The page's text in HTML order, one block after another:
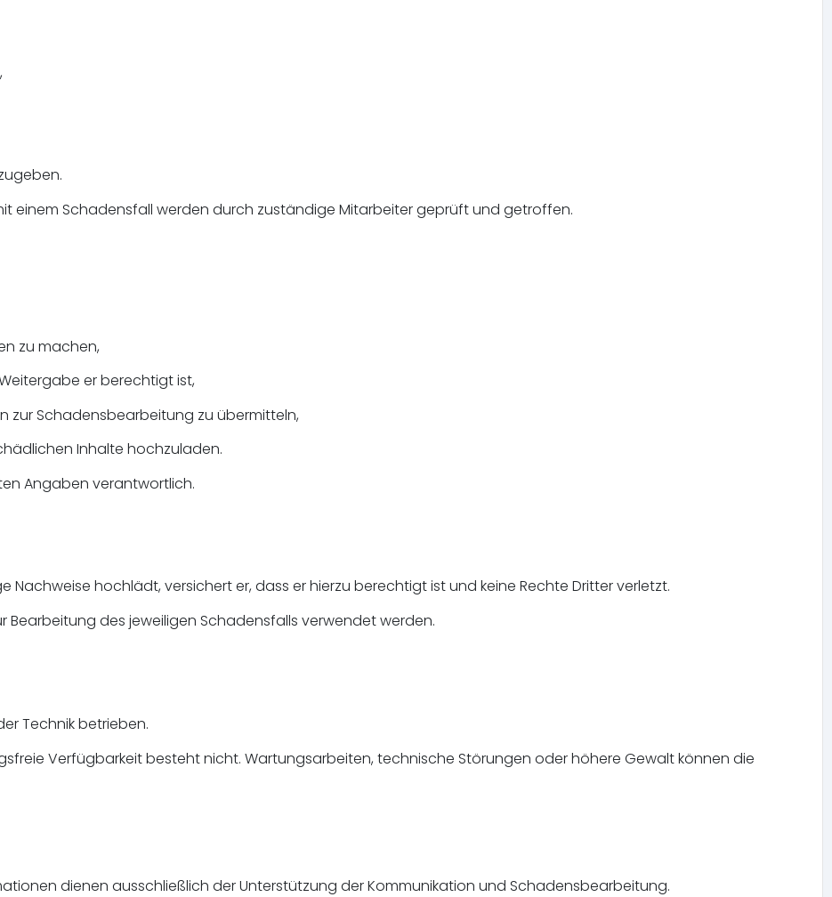
einem Schadensfall werden durch zuständige Mitarbeiter geprüft und getroffen.
zu machen,
er berechtigt ist,
Schadensbearbeitung zu übermitteln,
Inhalte hochzuladen.
Angaben verantwortlich.
Nachweise hochlädt, versichert er, dass er hierzu berechtigt ist und keine Rechte Dritter verletzt.
des jeweiligen Schadensfalls verwendet werden.
Technik betrieben.
Verfügbarkeit besteht nicht. Wartungsarbeiten, technische Störungen oder höhere Gewalt können die
dienen ausschließlich der Unterstützung der Kommunikation und Schadensbearbeitung.